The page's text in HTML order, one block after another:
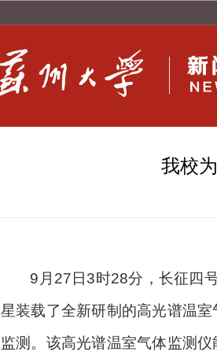
我校
9 月 27 日3时28分，长征四
星装载了全新研制的高光谱温
监测。该高光谱温室气体监测